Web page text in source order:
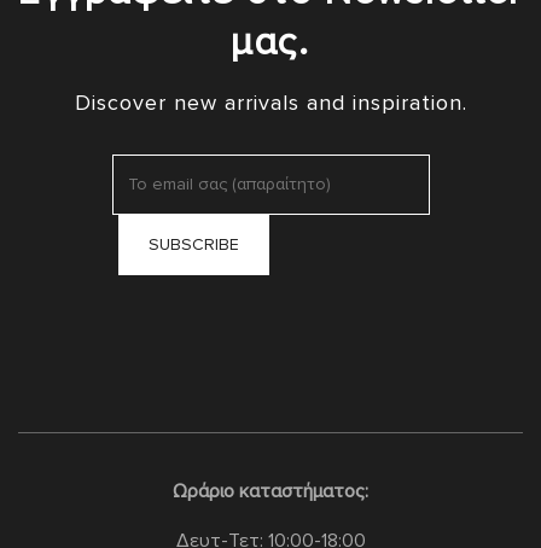
μας.
Discover new arrivals and inspiration.
Ωράριο καταστήματος:
Δευτ-Τετ: 10:00-18:00